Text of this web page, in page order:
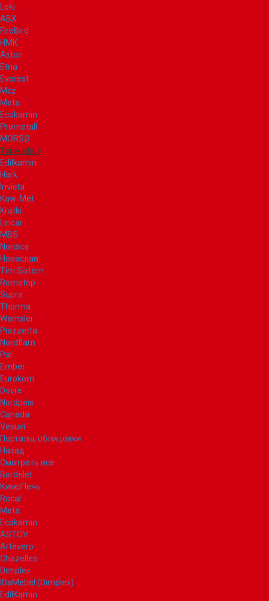
Loki
ABX
FireBird
НМК
Aston
Etna
Everest
Mcz
Meta
Ecokamin
Prometall
MORSØ
Термофор
Edilkamin
Hark
Invicta
Kaw-Met
Kratki
Lincar
MBS
Nordica
Новаслав
Tim Sistem
Romotop
Supra
Thorma
Wamsler
Piazzetta
Nordflam
Pal
Ember
Eurokom
Dovre
Nordpeis
Canada
Vesuvi
Порталы, облицовки
Назад
Смотреть все
Bordelet
КимрПечь
Rocal
Meta
Ecokamin
ASTOV
Artevero
Chazelles
Dimplex
IDaMebel (Dimplex)
EdilKamin